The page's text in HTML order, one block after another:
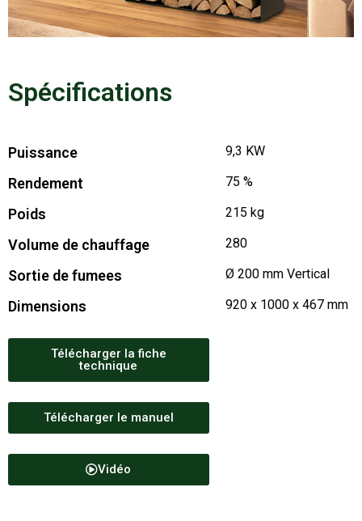
Spécifications
Puissance
Rendement
Poids
Volume de chauffage
Sortie de fumees
Dimensions
Télécharger la fiche
technique
Télécharger le manuel
Vidéo
9,3 KW
75 %
215 kg
280
Ø 200 mm Vertical
920 x 1000 x 467 mm